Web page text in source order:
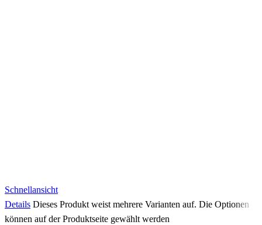
Schnellansicht
Details Dieses Produkt weist mehrere Varianten auf. Die Optionen
können auf der Produktseite gewählt werden